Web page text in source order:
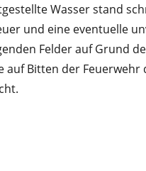
Wasser stand
und eine eventuelle
Felder auf Grund
auf Bitten der